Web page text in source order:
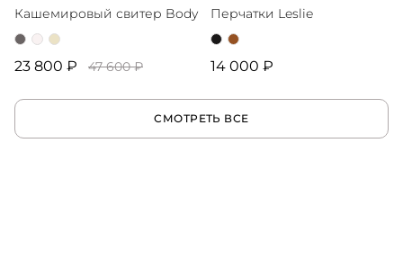
Кашемировый свитер Body
23 800 ₽ 47 600 ₽
Перчатки Leslie
14 000 ₽
СМОТРЕТЬ ВСЕ